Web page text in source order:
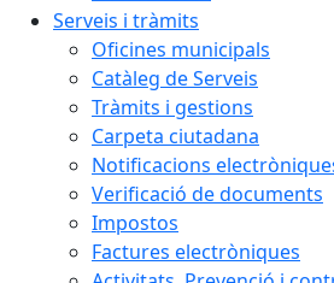
Serveis i tràmits
Oficines municipals
Catàleg de Serveis
Tràmits i gestions
Carpeta ciutadana
Notificacions
Verificació de documents
Impostos
Factures electròniques